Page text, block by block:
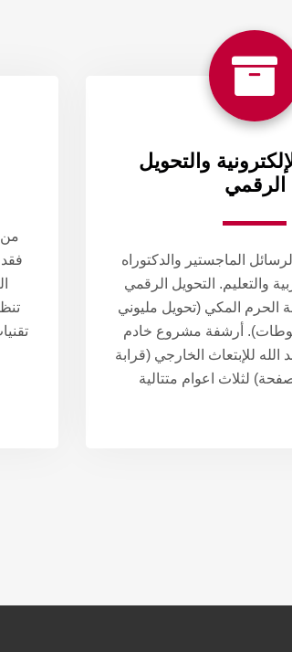
والتحويل
الرقمي
الماجستير والدكتوراه
والتعليم. التحويل الرقمي
المكي (تحويل مليوني
أرشفة مشروع خادم
الله للإبتعاث الخارجي (قرابة
لثلاث اعوام متتالية
من